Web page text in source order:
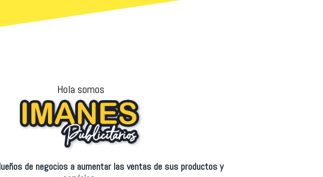
Hola somos
de negocios a aumentar las ventas de sus productos y